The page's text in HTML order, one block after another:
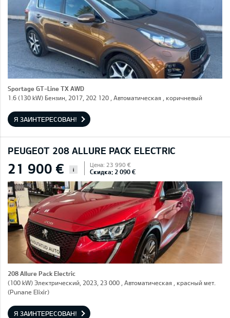
Sportage GT-Line TX AWD
1.6 (130 kW) Бензин, 2017, 202 120 , Автоматическая , коричневый
Я ЗАИНТЕРЕСОВАН!
PEUGEOT 208 ALLURE PACK ELECTRIC
21 900 € i
Цена: 23 990 €
Скидка: 2 090 €
208 Allure Pack Electric
(100 kW) Электрический, 2023, 23 000 , Автоматическая , красный мет.
(Punane Elixir)
Я ЗАИНТЕРЕСОВАН!